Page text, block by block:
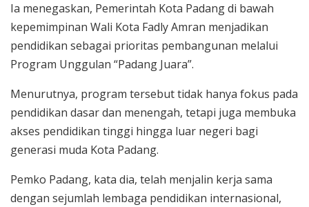
Ia menegaskan, Pemerintah Kota Padang di bawah
kepemimpinan Wali Kota Fadly Amran menjadikan
pendidikan sebagai prioritas pembangunan melalui
Program Unggulan “Padang Juara”.
Menurutnya, program tersebut tidak hanya fokus pada
pendidikan dasar dan menengah, tetapi juga membuka
akses pendidikan tinggi hingga luar negeri bagi
generasi muda Kota Padang.
Pemko Padang, kata dia, telah menjalin kerja sama
dengan sejumlah lembaga pendidikan internasional,